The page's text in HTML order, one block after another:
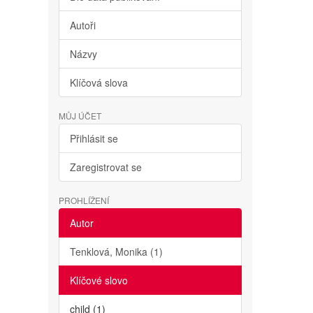
Autoři
Názvy
Klíčová slova
MŮJ ÚČET
Přihlásit se
Zaregistrovat se
PROHLÍŽENÍ
Autor
Tenklová, Monika (1)
Klíčové slovo
child (1)